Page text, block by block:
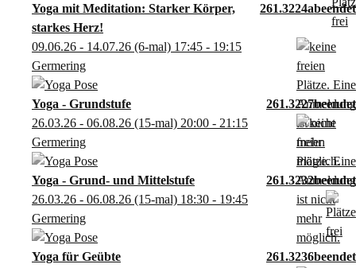
Yoga mit Meditation: Starker Körper,
starkes Herz!
261.3224a
09.06.26 - 14.07.26 (6-mal) 17:45 - 19:15
Germering
Yoga - Grundstufe
261.3227
26.03.26 - 06.08.26 (15-mal) 20:00 - 21:15
Germering
Yoga - Grund- und Mittelstufe
261.3232
26.03.26 - 06.08.26 (15-mal) 18:30 - 19:45
Germering
Yoga für Geübte
261.3236